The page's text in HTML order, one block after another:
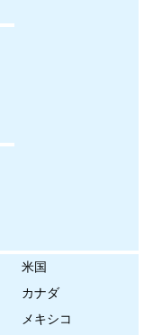
米国
カナダ
メキシコ